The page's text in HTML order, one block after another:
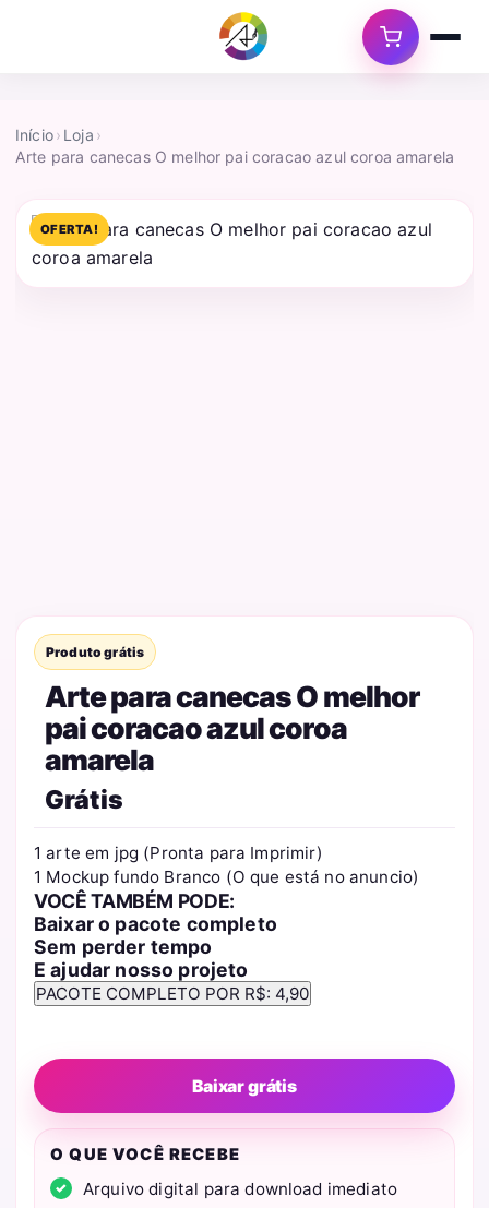
Início› Loja ›
Arte para canecas O melhor pai coracao azul coroa amarela
OFERTA!
Produto grátis
Arte para canecas O melhor
pai coracao azul coroa
amarela
Grátis
1 arte em jpg (Pronta para Imprimir)
1 Mockup fundo Branco (O que está no anuncio)
VOCÊ TAMBÉM PODE:
Baixar o pacote completo
Sem perder tempo
E ajudar nosso projeto
Baixar grátis
O QUE VOCÊ RECEBE
Arquivo digital para download imediato